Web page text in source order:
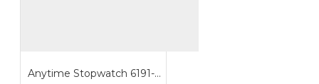
Anytime Stopwatch 6191-A015